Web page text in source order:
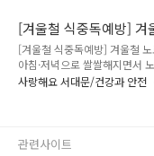
지게 되는, 겨울철 꼭 필요하고
민 스스로가 앞장서겠다는 선
조한 겨울철, 옷이나 목도리 등
전하가 주유구를 열때 새어나
일으킨다고 합니다. 정전기는
을 부려요. 자동차에 키를 꽂
를 입거나 벗을 때 '찌지 직' 소
[겨울철 식중독예방] 겨
독 주의하세요!!
[겨울철 식중독예방] 겨울철
아침·저녁으로 쌀쌀해지면서
발생이 매년 증가하고 있다고
기온이 낮아지는 겨울철(11월
사랑해요 서대문/건강과 안전
관련사이트